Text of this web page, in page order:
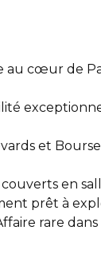
au cœur de
et
en
prêt à
rare